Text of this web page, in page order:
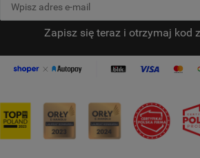
Zapisz się teraz i otrzymaj kod